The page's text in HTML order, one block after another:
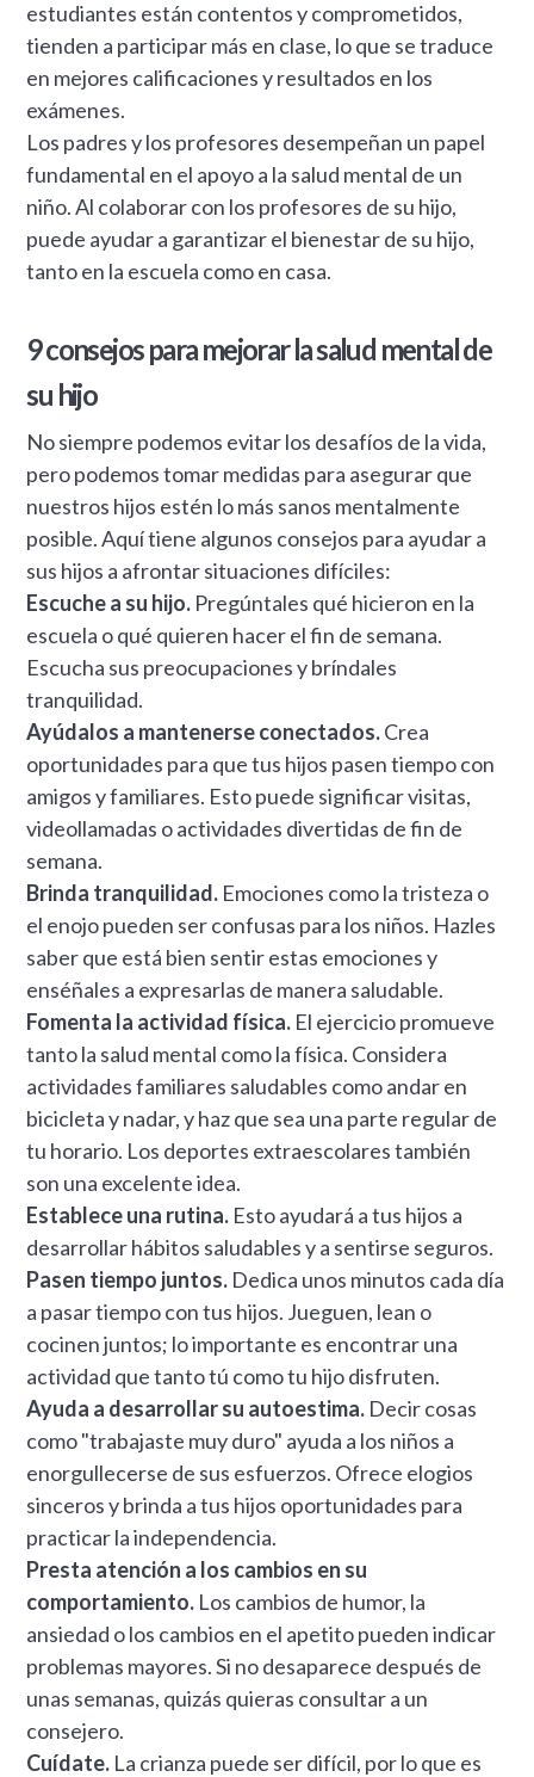
estudiantes están contentos y comprometidos,
tienden a participar más en clase, lo que se traduce
en mejores calificaciones y resultados en los
exámenes.
Los padres y los profesores desempeñan un papel
fundamental en el apoyo a la salud mental de un
niño. Al colaborar con los profesores de su hijo,
puede ayudar a garantizar el bienestar de su hijo,
tanto en la escuela como en casa.
9 consejos para mejorar la salud mental de
su hijo
No siempre podemos evitar los desafíos de la vida,
pero podemos tomar medidas para asegurar que
nuestros hijos estén lo más sanos mentalmente
posible. Aquí tiene algunos consejos para ayudar a
sus hijos a afrontar situaciones difíciles:
Escuche a su hijo. Pregúntales qué hicieron en la
escuela o qué quieren hacer el fin de semana.
Escucha sus preocupaciones y bríndales
tranquilidad.
Ayúdalos a mantenerse conectados.Crea
oportunidades para que tus hijos pasen tiempo con
amigos y familiares. Esto puede significar visitas,
videollamadas o actividades divertidas de fin de
semana.
Brinda tranquilidad. Emociones como la tristeza o
el enojo pueden ser confusas para los niños. Hazles
saber que está bien sentir estas emociones y
enséñales a expresarlas de manera saludable.
Fomenta la actividad física. El ejercicio promueve
tanto la salud mental como la física. Considera
actividades familiares saludables como andar en
bicicleta y nadar, y haz que sea una parte regular de
tu horario. Los deportes extraescolares también
son una excelente idea.
Establece una rutina. Esto ayudará a tus hijos a
desarrollar hábitos saludables y a sentirse seguros.
Pasen tiempo juntos. Dedica unos minutos cada día
a pasar tiempo con tus hijos. Jueguen, lean o
cocinen juntos; lo importante es encontrar una
actividad que tanto tú como tu hijo disfruten.
Ayuda a desarrollar su autoestima. Decir cosas
como "trabajaste muy duro" ayuda a los niños a
enorgullecerse de sus esfuerzos. Ofrece elogios
sinceros y brinda a tus hijos oportunidades para
practicar la independencia.
Presta atención a los cambios en su
comportamiento. Los cambios de humor, la
ansiedad o los cambios en el apetito pueden indicar
problemas mayores. Si no desaparece después de
unas semanas, quizás quieras consultar a un
consejero.
Cuídate. La crianza puede ser difícil, por lo que es